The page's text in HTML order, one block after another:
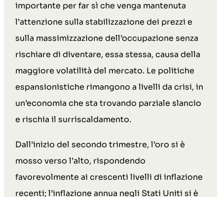
importante per far sì che venga mantenuta
l’attenzione sulla stabilizzazione dei prezzi e
sulla massimizzazione dell’occupazione senza
rischiare di diventare, essa stessa, causa della
maggiore volatilità del mercato. Le politiche
espansionistiche rimangono a livelli da crisi, in
un’economia che sta trovando parziale slancio
e rischia il surriscaldamento.
Dall’inizio del secondo trimestre, l’oro si è
mosso verso l’alto, rispondendo
favorevolmente ai crescenti livelli di inflazione
recenti; l’inflazione annua negli Stati Uniti si è